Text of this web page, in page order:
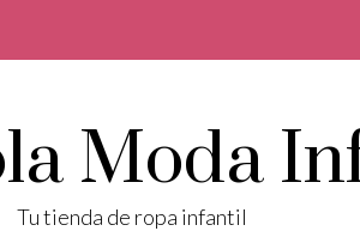
Moda
Tu tienda de ropa infantil